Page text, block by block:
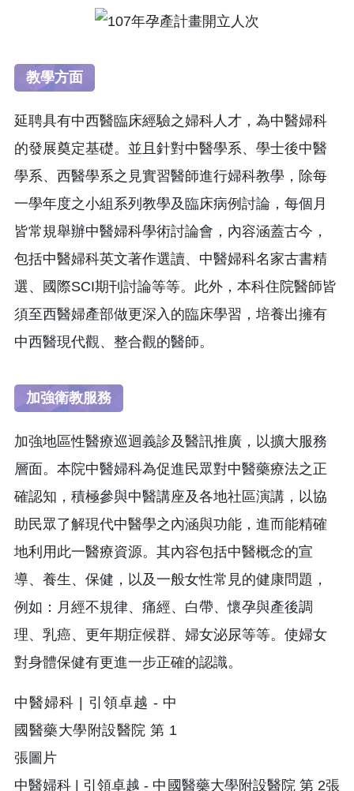
教學方面
延聘具有中西醫臨床經驗之婦科人才，為中醫婦科
的發展奠定基礎。並且針對中醫學系、學士後中醫
學系、西醫學系之見實習醫師進行婦科教學，除每
一學年度之小組系列教學及臨床病例討論，每個月
皆常規舉辦中醫婦科學術討論會，內容涵蓋古今，
包括中醫婦科英文著作選讀、中醫婦科名家古書精
選、國際SCI期刊討論等等。此外，本科住院醫師皆
須至西醫婦產部做更深入的臨床學習，培養出擁有
中西醫現代觀、整合觀的醫師。
加強衛教服務
加強地區性醫療巡迴義診及醫訊推廣，以擴大服務
層面。本院中醫婦科為促進民眾對中醫藥療法之正
確認知，積極參與中醫講座及各地社區演講，以協
助民眾了解現代中醫學之內涵與功能，進而能精確
地利用此一醫療資源。其內容包括中醫概念的宣
導、養生、保健，以及一般女性常見的健康問題，
例如：月經不規律、痛經、白帶、懷孕與產後調
理、乳癌、更年期症候群、婦女泌尿等等。使婦女
對身體保健有更進一步正確的認識。